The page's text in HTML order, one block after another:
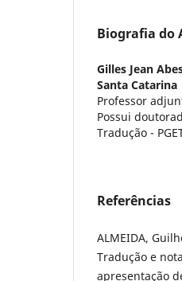
Biografia do
Gilles Jean
Santa Catarina
Professor
Possui
Tradução -
Referências
ALMEIDA,
Tradução e
apresentação